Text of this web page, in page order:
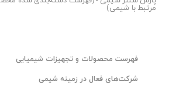
مرتبط با شیمی)
فهرست محصولات و تجهیزات شیمیایی
شرکت‌های فعال در زمینه شیمی